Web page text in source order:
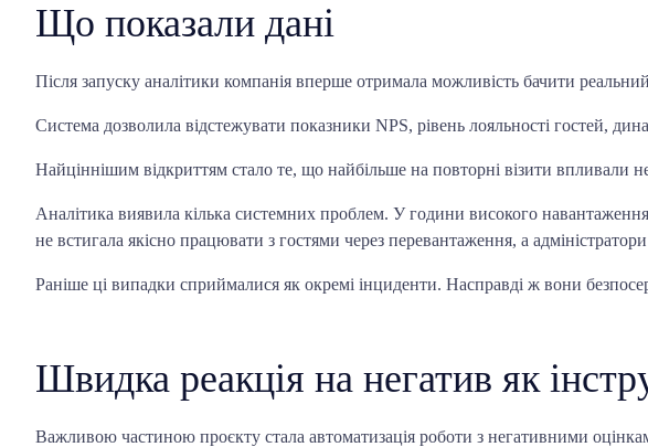
Що показали дані
Після запуску аналітики компанія вперше отримала можливість бачити
Система дозволила відстежувати показники NPS, рівень лояльності гостей,
Найціннішим відкриттям стало те, що найбільше на повторні візити впливали не
Аналітика виявила кілька системних проблем. У години високого
не встигала якісно працювати з гостями через перевантаження, а
Раніше ці випадки сприймалися як окремі інциденти. Насправді ж вони
Швидка реакція на негатив як
Важливою частиною проєкту стала автоматизація роботи з негативними